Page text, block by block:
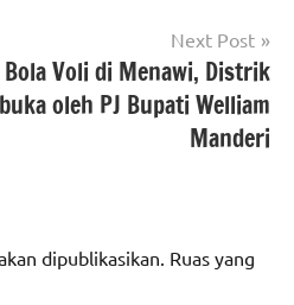
Next Post
Voli di Menawi, Distrik
oleh PJ Bupati Welliam
Manderi
dipublikasikan. Ruas yang